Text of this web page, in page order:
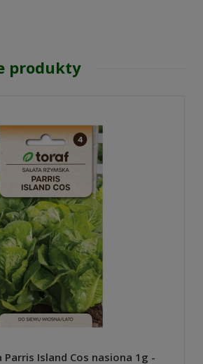
produkty
Parris Island Cos nasiona 1g -